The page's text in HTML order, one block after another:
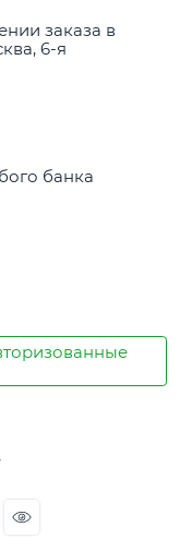
заказа в
6-я
банка